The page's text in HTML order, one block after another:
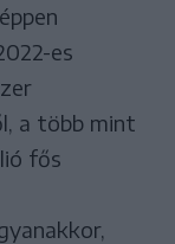
es
a több mint
fős